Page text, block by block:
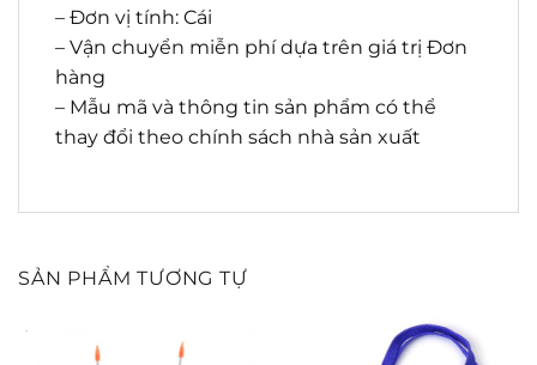
– Đơn vị tính: Cái
– Vận chuyển miễn phí dựa trên giá trị Đơn
hàng
– Mẫu mã và thông tin sản phẩm có thể
thay đổi theo chính sách nhà sản xuất
SẢN PHẨM TƯƠNG TỰ